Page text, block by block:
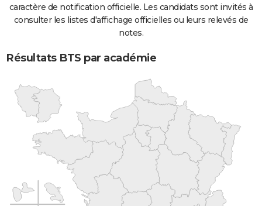
caractère de notification officielle. Les candidats sont invités à
consulter les listes d'affichage officielles ou leurs relevés de
notes.
Résultats BTS par académie